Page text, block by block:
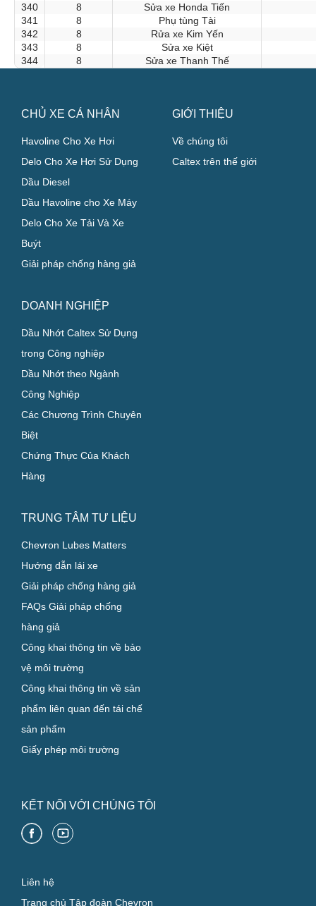
340
8
Sửa xe Honda Tiến
341
8
Phụ tùng Tài
342
8
Rửa xe Kim Yến
343
8
Sửa xe Kiệt
344
8 Sửa xe Thanh Thế
CHỦ XE CÁ NHÂN
Havoline Cho Xe Hơi
Delo Cho Xe Hơi Sử Dụng
Dầu Diesel
Dầu Havoline cho Xe Máy
Delo Cho Xe Tải Và Xe
Buýt
Giải pháp chống hàng giả
DOANH NGHIỆP
Dầu Nhớt Caltex Sử Dụng
trong Công nghiệp
Dầu Nhớt theo Ngành
Công Nghiệp
Các Chương Trình Chuyên
Biệt
Chứng Thực Của Khách
Hàng
TRUNG TÂM TƯ LIỆU
Chevron Lubes Matters
Hướng dẫn lái xe
Giải pháp chống hàng giả
FAQs Giải pháp chống
hàng giả
Công khai thông tin về bảo
vệ môi trường
Công khai thông tin về sản
phẩm liên quan đến tái chế
sản phẩm
Giấy phép môi trường
GIỚI THIỆU
Về chúng tôi
Caltex trên thế giới
KẾT NỐI VỚI CHÚNG TÔI
Liên hệ
Trang chủ Tập đoàn Chevron